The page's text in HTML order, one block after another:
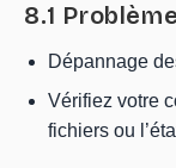
8.1
Dépannage
Vérifiez votre
fichiers ou